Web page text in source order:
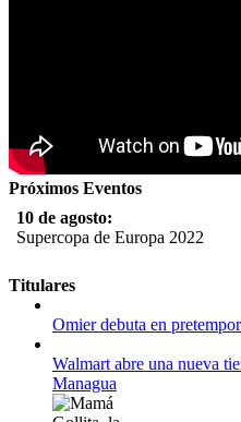
Próximos Eventos
10 de agosto:
Supercopa de Europa 2022
11 al 21 de agosto:
Campeonato Europeo de
12 de agosto:
Empieza La Liga 2022-2023
Titulares
Omier debuta en
Walmart abre una nueva
Managua